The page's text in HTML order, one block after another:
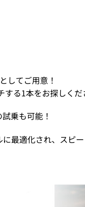
してご用意！
る1本をお探しくだ
乗も可能！
最適化され、スピ